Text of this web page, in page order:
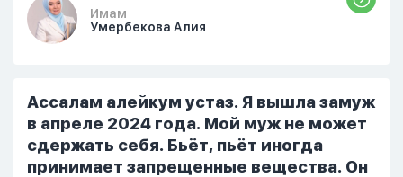
Ислама и эта игра не мешает ему
выполнять ему его обязанности по
является Единым Богом и не
принимает слова и контекст игры в
серьез, относиться к игре только как к
развлечению и...
Имам
Умербекова Алия
Ассалам алейкум устаз. Я вышла замуж
в апреле 2024 года. Мой муж не может
сдержать себя. Бьёт, пьёт иногда
принимает запрещенные вещества. Он